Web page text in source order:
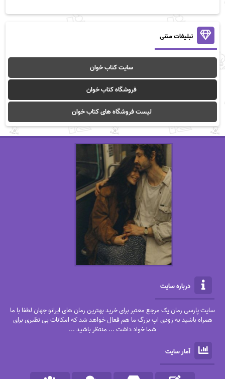
تبلیغات متنی
سایت کتاب خوان
فروشگاه کتاب خوان
لیست فروشگاه های کتاب خوان
درباره سایت
سایت پارسی رمان یک مرجع معتبر برای خرید بهترین رمان های ایرانو جهان لطفا با ما
همراه باشید به زودی اپ بزرگ ما هم فعال خواهد شد که امکانات بی نظیری برای
شما خواد داشت ... منتظر باشید ...
آمار سایت